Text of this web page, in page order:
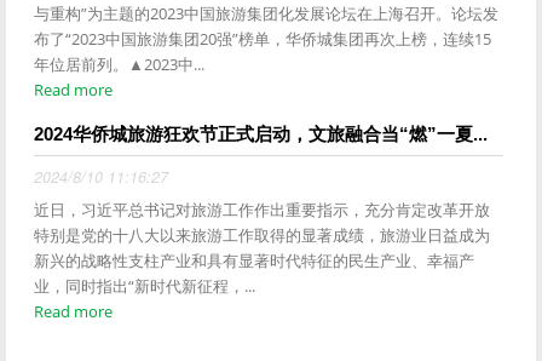
与重构”为主题的2023中国旅游集团化发展论坛在上海召开。论坛发
布了“2023中国旅游集团20强”榜单，华侨城集团再次上榜，连续15
年位居前列。▲2023中...
Read more
2024华侨城旅游狂欢节正式启动，文旅融合当“燃”一夏...
2024/8/10 11:16:27
近日，习近平总书记对旅游工作作出重要指示，充分肯定改革开放
特别是党的十八大以来旅游工作取得的显著成绩，旅游业日益成为
新兴的战略性支柱产业和具有显著时代特征的民生产业、幸福产
业，同时指出“新时代新征程，...
Read more